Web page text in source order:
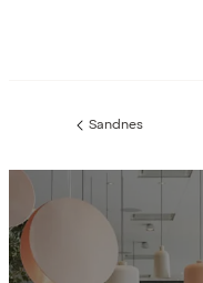
Föregående
Sandnes